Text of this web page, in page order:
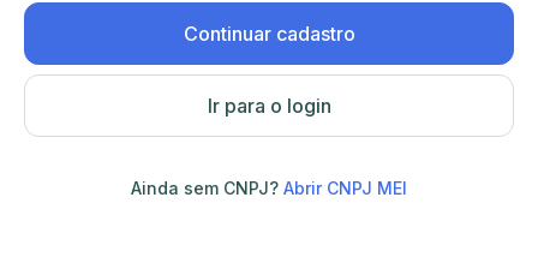
Continuar cadastro
Ir para o login
Ainda sem CNPJ? Abrir CNPJ MEI